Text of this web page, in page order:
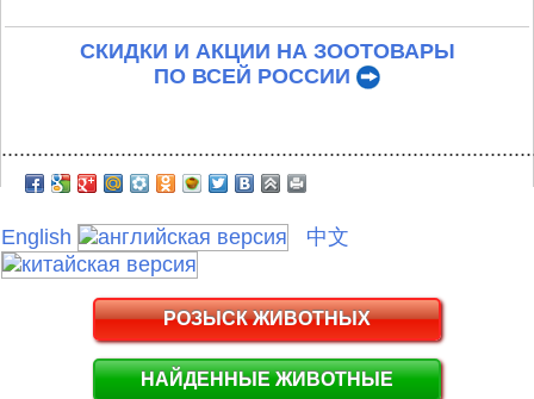
СКИДКИ И АКЦИИ НА ЗООТОВАРЫ
ПО ВСЕЙ РОССИИ
English 中文
РОЗЫСК ЖИВОТНЫХ
НАЙДЕННЫЕ ЖИВОТНЫЕ